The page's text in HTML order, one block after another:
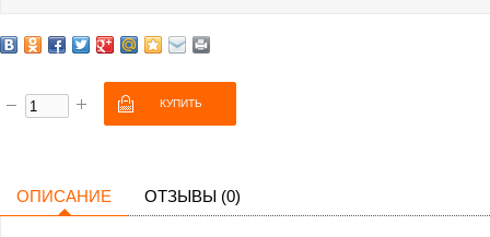
ОПИСАНИЕ ОТЗЫВЫ (0)